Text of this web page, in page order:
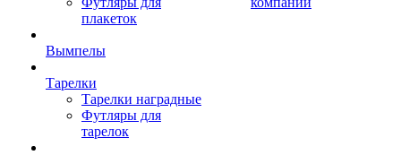
плакеток
Вымпелы
Тарелки
Тарелки наградные
Футляры для
тарелок